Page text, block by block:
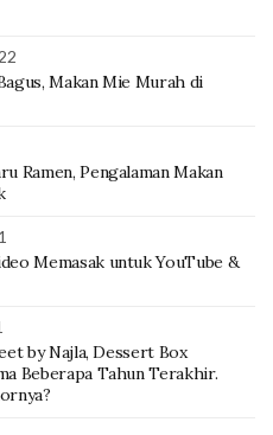
Makan Mie Murah di
Ramen, Pengalaman Makan
Memasak untuk YouTube &
by Najla, Dessert Box
Beberapa Tahun Terakhir.